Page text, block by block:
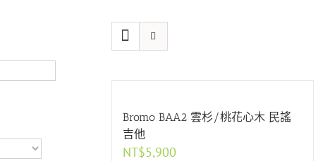
Bromo BAA2 雲杉/桃花心木 民謠
吉他
NT$5,900